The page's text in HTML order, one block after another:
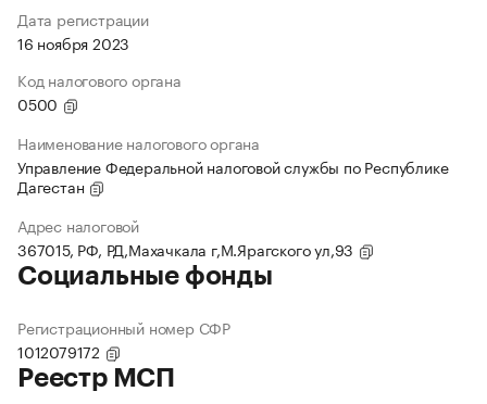
Дата регистрации
16 ноября 2023
Код налогового органа
0500
Наименование налогового органа
Управление Федеральной налоговой службы по Республике
Дагестан
Адрес налоговой
367015, РФ, РД,Махачкала г,М.Ярагского ул,93
Социальные фонды
Регистрационный номер СФР
1012079172
Реестр МСП